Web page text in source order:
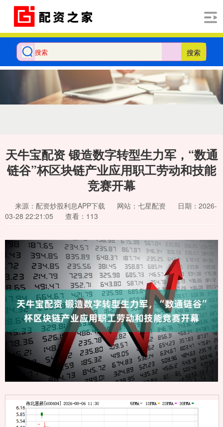
搜索
天牛宝配资 锻造数字转型生力军，“数通
链谷”杯区块链产业应用职工劳动和技能
竞赛开幕
来源：配资炒股利息APP下载 网站：七星配资
日期：2026-
03-28 22:21:05
查看：113